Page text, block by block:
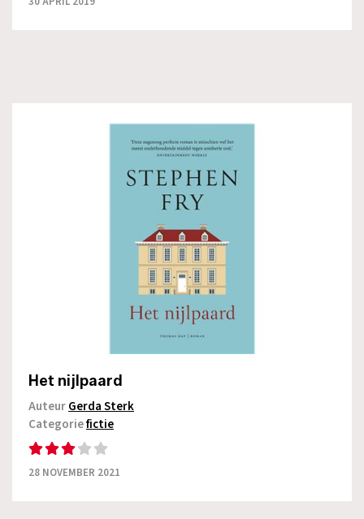
Het nijlpaard
AuteurGerda Sterk
Categoriefictie
28 NOVEMBER 2021